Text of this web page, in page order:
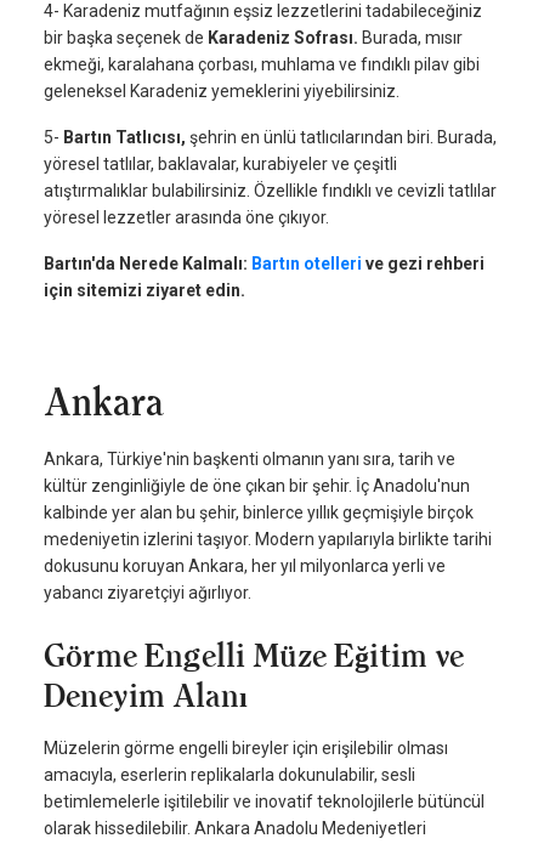
4- Karadeniz mutfağının eşsiz lezzetlerini tadabileceğiniz
bir başka seçenek de Karadeniz Sofrası. Burada, mısır
ekmeği, karalahana çorbası, muhlama ve fındıklı pilav gibi
geleneksel Karadeniz yemeklerini yiyebilirsiniz.
5- Bartın Tatlıcısı, şehrin en ünlü tatlıcılarından biri. Burada,
yöresel tatlılar, baklavalar, kurabiyeler ve çeşitli
atıştırmalıklar bulabilirsiniz. Özellikle fındıklı ve cevizli tatlılar
yöresel lezzetler arasında öne çıkıyor.
Bartın'da Nerede Kalmalı: Bartın otelleri ve gezi rehberi
için sitemizi ziyaret edin.
Ankara
Ankara, Türkiye'nin başkenti olmanın yanı sıra, tarih ve
kültür zenginliğiyle de öne çıkan bir şehir. İç Anadolu'nun
kalbinde yer alan bu şehir, binlerce yıllık geçmişiyle birçok
medeniyetin izlerini taşıyor. Modern yapılarıyla birlikte tarihi
dokusunu koruyan Ankara, her yıl milyonlarca yerli ve
yabancı ziyaretçiyi ağırlıyor.
Görme Engelli Müze Eğitim ve
Deneyim Alanı
Müzelerin görme engelli bireyler için erişilebilir olması
amacıyla, eserlerin replikalarla dokunulabilir, sesli
betimlemelerle işitilebilir ve inovatif teknolojilerle bütüncül
olarak hissedilebilir. Ankara Anadolu Medeniyetleri